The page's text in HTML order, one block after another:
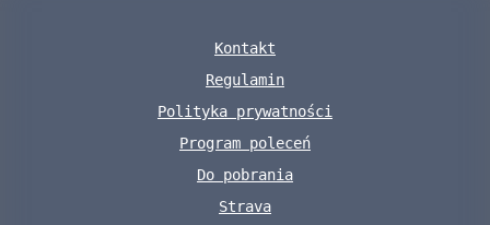
Kontakt
Regulamin
Polityka prywatności
Program poleceń
Do pobrania
Strava